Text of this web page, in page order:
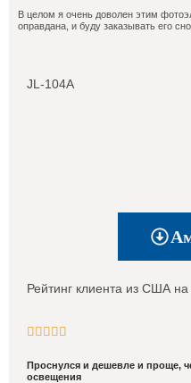
В целом я очень доволен этим
оправдана, и буду заказывать его
JL-104A
Рейтинг клиента из США

Проснулся и дешевле и проще,
освещения